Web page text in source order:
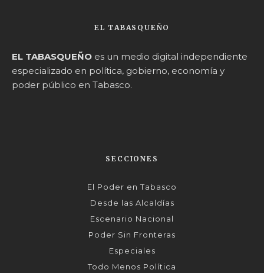
EL TABASQUEÑO
EL TABASQUEÑO es un medio digital independiente
especializado en política, gobierno, economía y
poder público en Tabasco.
SECCIONES
El Poder en Tabasco
Desde las Alcaldías
Escenario Nacional
Poder Sin Fronteras
Especiales
Todo Menos Política